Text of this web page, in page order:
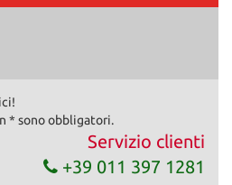
* sono obbligatori.
Servizio clienti
+39 011 397 1281